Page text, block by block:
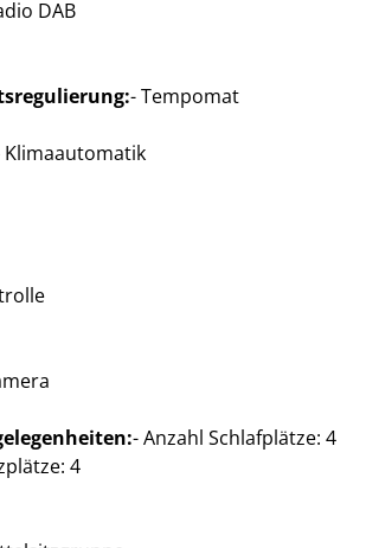
DAB
Tempomat
Klimaautomatik
Anzahl Schlafplätze: 4
4